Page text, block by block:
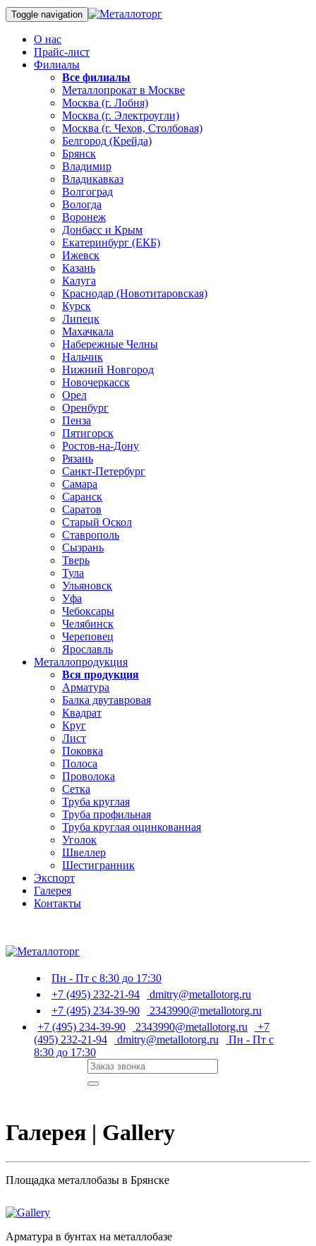
Toggle navigation
О нас
Прайс-лист
Филиалы
Все филиалы
Металлопрокат в Москве
Москва (г. Лобня)
Москва (г. Электроугли)
Москва (г. Чехов, Столбовая)
Белгород (Крейда)
Брянск
Владимир
Владикавказ
Волгоград
Вологда
Воронеж
Донбасс и Крым
Екатеринбург (ЕКБ)
Ижевск
Казань
Калуга
Краснодар (Новотитаровская)
Курск
Липецк
Махачкала
Набережные Челны
Нальчик
Нижний Новгород
Новочеркасск
Орел
Оренбург
Пенза
Пятигорск
Ростов-на-Дону
Рязань
Санкт-Петербург
Самара
Саранск
Саратов
Старый Оскол
Ставрополь
Сызрань
Тверь
Тула
Ульяновск
Уфа
Чебоксары
Челябинск
Череповец
Ярославль
Металлопродукция
Вся продукция
Арматура
Балка двутавровая
Квадрат
Круг
Лист
Поковка
Полоса
Проволока
Сетка
Труба круглая
Труба профильная
Труба круглая оцинкованная
Уголок
Швеллер
Шестигранник
Экспорт
Галерея
Контакты
Пн - Пт с 8:30 до 17:30
+7 (495) 232-21-94
dmitry@metallotorg.ru
+7 (495) 234-39-90
2343990@metallotorg.ru
+7 (495) 234-39-90
2343990@metallotorg.ru
+7
(495) 232-21-94
dmitry@metallotorg.ru
Пн - Пт с
8:30 до 17:30
Галерея | Gallery
Площадка металлобазы в Брянске
Арматура в бунтах на металлобазе